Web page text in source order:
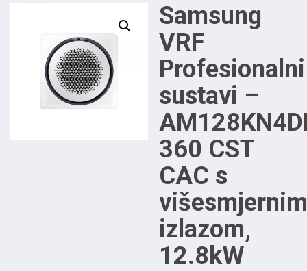
Samsung
VRF
Profesionalni
sustavi –
360 CST
CAC s
izlazom,
12.8kW